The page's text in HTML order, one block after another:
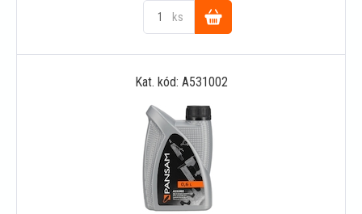
ks
Do
košíku
Kat. kód: A531002